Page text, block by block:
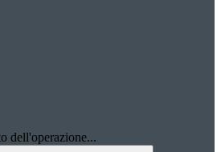
dell'operazione...